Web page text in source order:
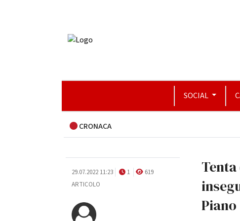
SOCIAL
CRONACA
29.07.2022 11:23 1
619
ARTICOLO
Piano